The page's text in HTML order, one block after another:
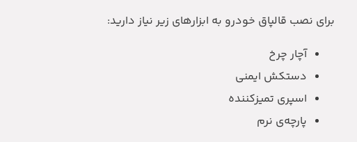
برای نصب قالپاق خودرو به ابزارهای زیر نیاز دارید:
آچار چرخ
دستکش ایمنی
اسپری تمیزکننده
پارچه‌ی نرم